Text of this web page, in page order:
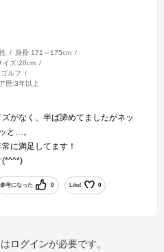
身長:171～175cm
イズ:28cm
ゴルフ
歴:3年以上
がなく、半ば諦めてましたがネッ
と…。
に満足してます！
(*^^*)
参考になった 0 Like! 0
ログインが必要です。